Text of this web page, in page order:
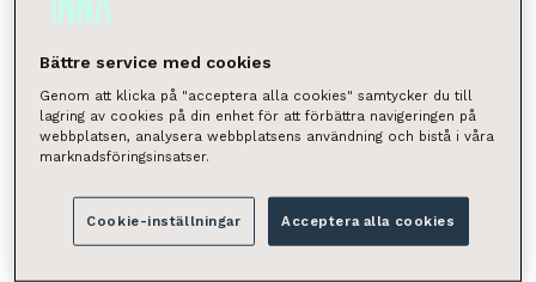
Viestintä
Katja Laurén
Markkinointi ja viestintä
katja.lauren@innagroup.com
Liiketoimintajohto
Bättre service med cookies
Genom att klicka på "acceptera alla cookies" samtycker du till
lagring av cookies på din enhet för att förbättra navigeringen på
webbplatsen, analysera webbplatsens användning och bistå i våra
marknadsföringsinsatser.
Cookie-inställningar Acceptera alla cookies